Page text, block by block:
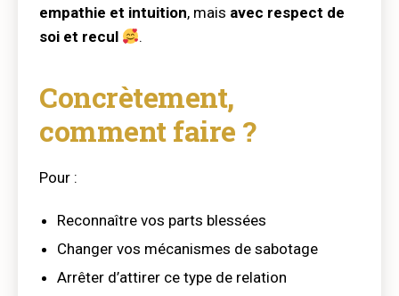
empathie et intuition, mais avec respect de
soi et recul
.
Concrètement,
comment faire ?
Pour :
Reconnaître vos parts blessées
Changer vos mécanismes de sabotage
Arrêter d’attirer ce type de relation